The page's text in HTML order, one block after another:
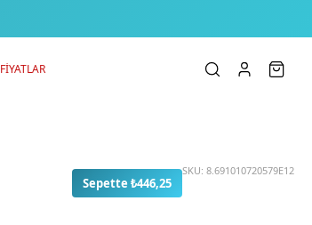
Sepette ₺446,25
SKU: 8.691010720579E12